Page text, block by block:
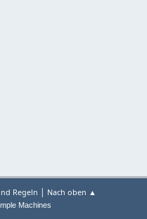
Regeln | Nach oben ▲
Machines